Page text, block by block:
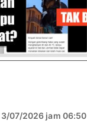
07/2026 jam 06:50